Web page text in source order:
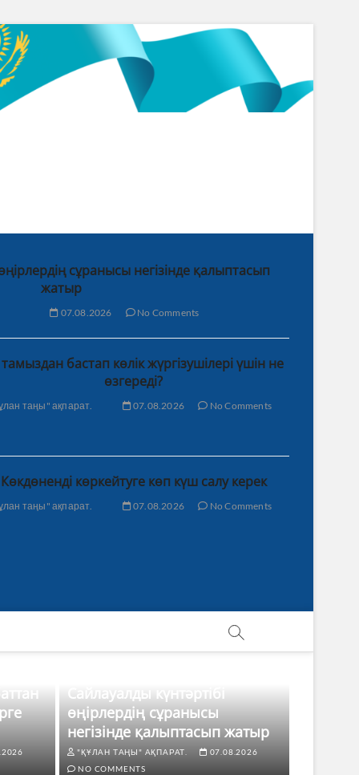
сұранысы негізінде қалыптасып
жатыр
07.08.2026 No Comments
бастап көлік жүргізушілері үшін не
өзгереді?
таңы" ақпарат. 07.08.2026 No Comments
Көкдөненді көркейтуге көп күш салу керек
таңы" ақпарат. 07.08.2026 No Comments
Сайлауалды күнтәртібі
өңірлердің сұранысы
негізінде қалыптасып жатыр
"ҚҰЛАН ТАҢЫ" АҚПАРАТ.
07.08.2026
NO COMMENTS